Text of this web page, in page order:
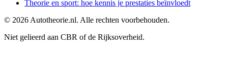
Theorie en sport: hoe kennis je prestaties beïnvloedt
© 2026 Autotheorie.nl. Alle rechten voorbehouden.
Niet gelieerd aan CBR of de Rijksoverheid.